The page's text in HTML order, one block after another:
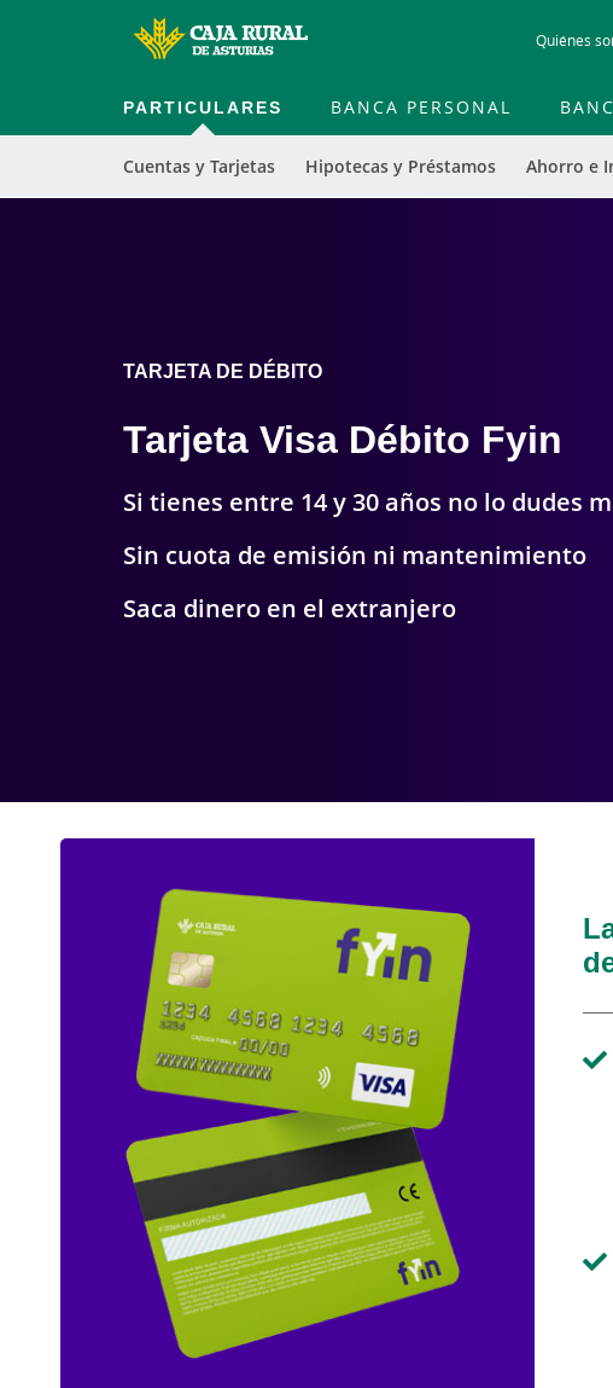
Quiénes
PARTICULARES
Cuentas y Tarjetas Hipotecas y Préstamos Ahorro e
BANCA PERSONAL
TARJETA DE DÉBITO
Tarjeta Visa Débito Fyin
Si tienes entre 14 y 30 años no lo dudes
Sin cuota de emisión ni mantenimiento
Saca dinero en el extranjero